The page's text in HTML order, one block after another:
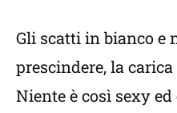
Gli scatti in bianco e
prescindere, la
Niente è così sexy